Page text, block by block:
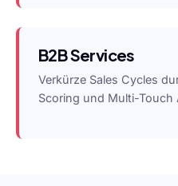
B2B Services
Verkürze Sales Cycles
Scoring und Multi-Touch